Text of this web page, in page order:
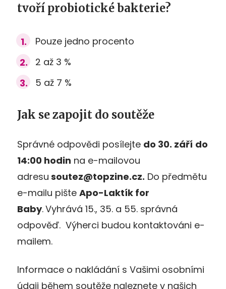
tvoří probiotické bakterie?
Pouze jedno procento
2 až 3 %
5 až 7 %
Jak se zapojit do soutěže
Správné odpovědi posílejte do 30. září do
14:00 hodin na e-mailovou
adresu soutez@topzine.cz. Do předmětu
e-mailu pište Apo-Laktík for
Baby.Vyhrává 15., 35. a 55. správná
odpověď. Výherci budou kontaktováni e-
mailem.
Informace o nakládání s Vašimi osobními
údaji během soutěže naleznete v našich